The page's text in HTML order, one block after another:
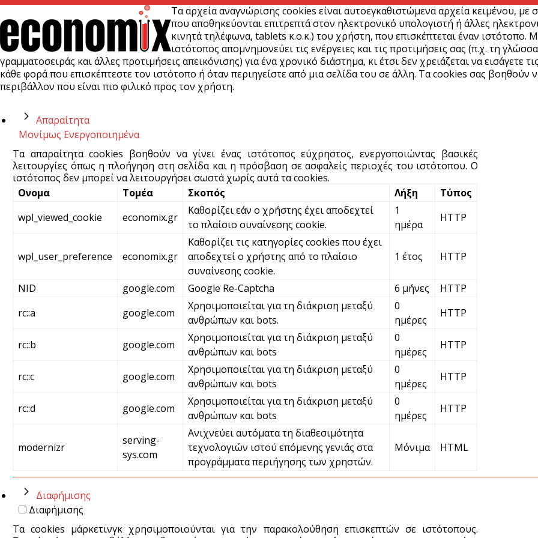
7
Τα αρχεία αναγνώρισης cookies είναι αυτοεγκαθιστώμενα αρχεία κειμένου, με
που αποθηκεύονται επιτρεπτά στον ηλεκτρονικό υπολογιστή ή άλλες
κινητά τηλέφωνα, tablets κ.ο.κ.) του χρήστη, που επισκέπτεται έναν ιστότοπο.
ιστότοπος απομνημονεύει τις ενέργειες και τις προτιμήσεις σας (π.χ. τη
γραμματοσειράς και άλλες προτιμήσεις απεικόνισης) για ένα χρονικό διάστημα, κι έτσι δεν χρειάζεται να εισάγετε
κάθε φορά που επισκέπτεστε τον ιστότοπο ή όταν περιηγείστε από μια σελίδα του σε άλλη. Τα cookies σας βοηθούν
περιβάλλον που είναι πιο φιλικό προς τον χρήστη.
Απαραίτητα
Μονίμως Ενεργοποιημένα
Τα απαραίτητα cookies βοηθούν να γίνει ένας ιστότοπος εύχρηστος, ενεργοποιώντας βασικές
λειτουργίες όπως η πλοήγηση στη σελίδα και η πρόσβαση σε ασφαλείς περιοχές του ιστότοπου. Ο
ιστότοπος δεν μπορεί να λειτουργήσει σωστά χωρίς αυτά τα cookies.
Ονομα
Τομέα Σκοπός Λήξη
Τύπος
wpl_viewed_cookie
economix.gr
Καθορίζει εάν ο χρήστης έχει αποδεχτεί
το πλαίσιο συναίνεσης cookie.
1
ημέρα
HTTP
wpl_user_preference economix.gr
Καθορίζει τις κατηγορίες cookies που έχει
αποδεχτεί ο χρήστης από το πλαίσιο
συναίνεσης cookie.
1 έτος HTTP
NID google.com Google Re-Captcha 6 μήνες
HTTP
rc::a
google.com
Χρησιμοποιείται για τη διάκριση μεταξύ
ανθρώπων και bots.
0
ημέρες
HTTP
rc::b google.com
Χρησιμοποιείται για τη διάκριση μεταξύ
ανθρώπων και bots
0
ημέρες
HTTP
rc::c google.com
Χρησιμοποιείται για τη διάκριση μεταξύ
ανθρώπων και bots
0
ημέρες
HTTP
rc::d google.com
Χρησιμοποιείται για τη διάκριση μεταξύ
ανθρώπων και bots
0
ημέρες
HTTP
modernizr
serving-
sys.com
Ανιχνεύει αυτόματα τη διαθεσιμότητα
τεχνολογιών ιστού επόμενης γενιάς στα
προγράμματα περιήγησης των χρηστών.
Μόνιμα HTML
Διαφήμισης
Διαφήμισης
Τα cookies μάρκετινγκ χρησιμοποιούνται για την παρακολούθηση επισκεπτών σε ιστότοπους.